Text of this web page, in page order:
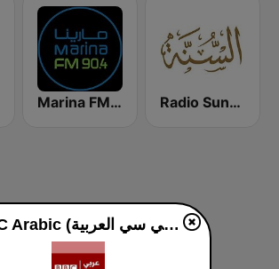
Marina FM 90.4 (مارينا) Radio Sunna إذاعة السنة
BBC Arabic (إذاعة بي بي سي العربية) live